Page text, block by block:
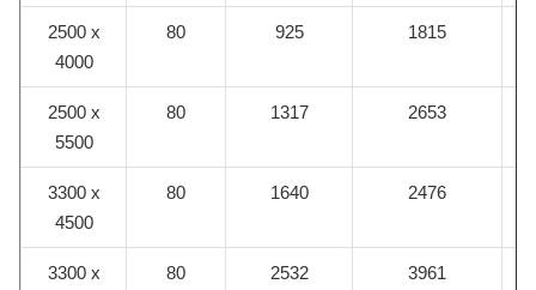
2500 x
4000
80 925 1815
2500 x
5500
80 1317 2653
3300 x
4500
80 1640 2476
3300 x
80 2532 3961